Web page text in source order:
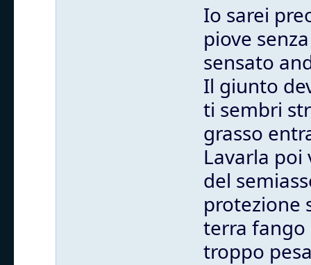
Io sarei
piove
sensato
Il giunto
ti sembri
grasso
Lavarla
del
protezione
terra
troppo